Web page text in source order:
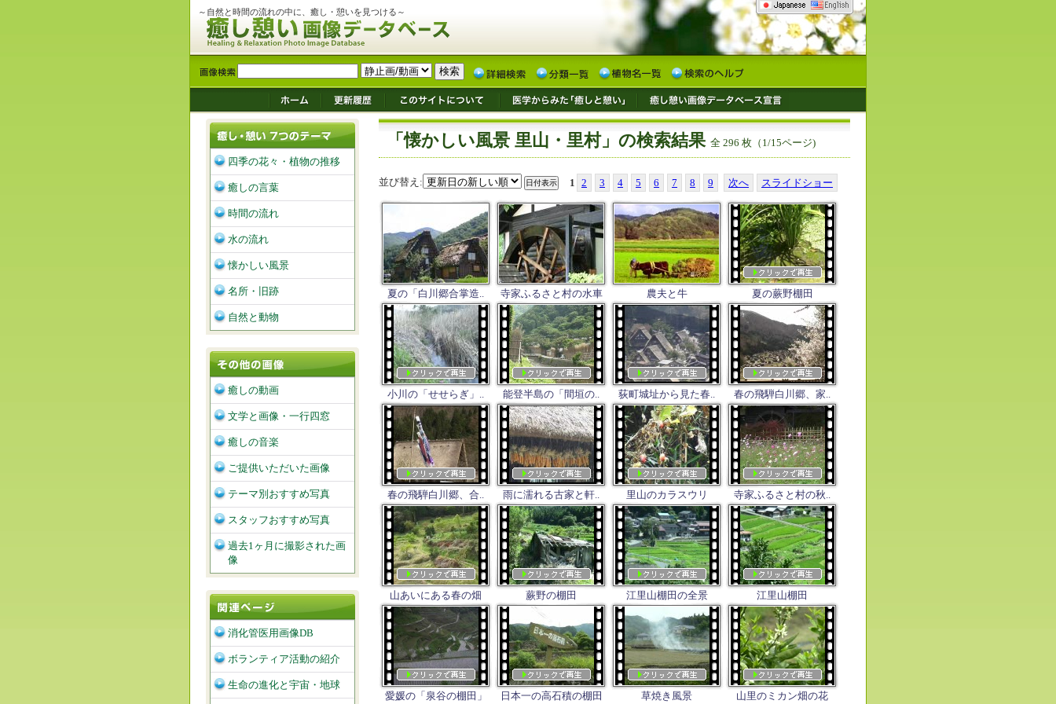
～自然と時間の流れの中に、癒し・憩いを見つける～
「懐かしい風景 里山・里村」の検索結果 全 296 枚（1/15ページ)
並び替え: 1 2 3 4 5 6 7 8 9 次へ スライドショー
夏の「白川郷合掌造.. 寺家ふるさと村の水車 農夫と牛 夏の蕨野棚田
小川の「せせらぎ」.. 能登半島の「間垣の.. 荻町城址から見た春.. 春の飛騨白川郷、家..
春の飛騨白川郷、合.. 雨に濡れる古家と軒.. 里山のカラスウリ 寺家ふるさと村の秋..
山あいにある春の畑 蕨野の棚田 江里山棚田の全景 江里山棚田
愛媛の「泉谷の棚田」 日本一の高石積の棚田 草焼き風景 山里のミカン畑の花
四季の花々・植物の推移
癒しの言葉
時間の流れ
水の流れ
懐かしい風景
名所・旧跡
自然と動物
癒しの動画
文学と画像・一行四窓
癒しの音楽
ご提供いただいた画像
テーマ別おすすめ写真
スタッフおすすめ写真
過去1ヶ月に撮影された画
像
消化管医用画像DB
ボランティア活動の紹介
生命の進化と宇宙・地球